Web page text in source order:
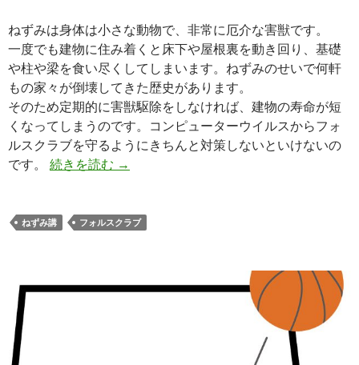
ねずみは身体は小さな動物で、非常に厄介な害獣です。
一度でも建物に住み着くと床下や屋根裏を動き回り、基礎
や柱や梁を食い尽くしてしまいます。ねずみのせいで何軒
もの家々が倒壊してきた歴史があります。
そのため定期的に害獣駆除をしなければ、建物の寿命が短
くなってしまうのです。コンピューターウイルスからフォ
ルスクラブを守るようにきちんと対策しないといけないの
です。 続きを読む フォルスクラブで受講したい害獣駆除の
→
ねずみ講 フォルスクラブ